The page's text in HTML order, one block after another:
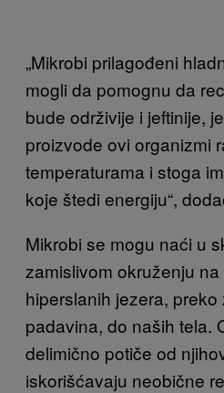
„Mikrobi prilagođeni
mogli da pomognu da
bude održivije i jeftinije,
proizvode ovi organizmi
temperaturama i stoga
koje štedi energiju“,
Mikrobi se mogu naći u
zamislivom okruženju na
hiperslanih jezera,
padavina, do naših tela.
delimično potiče od
iskorišćavaju neobične